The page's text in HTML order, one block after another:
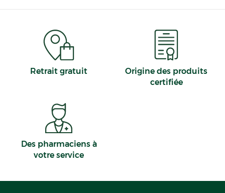
Retrait gratuit
Origine des produits
certifiée
Des pharmaciens à
votre service